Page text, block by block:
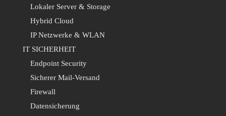
Lokaler Server & Storage
Hybrid Cloud
IP Netzwerke & WLAN
IT SICHERHEIT
Endpoint Security
Sicherer Mail-Versand
Firewall
Datensicherung